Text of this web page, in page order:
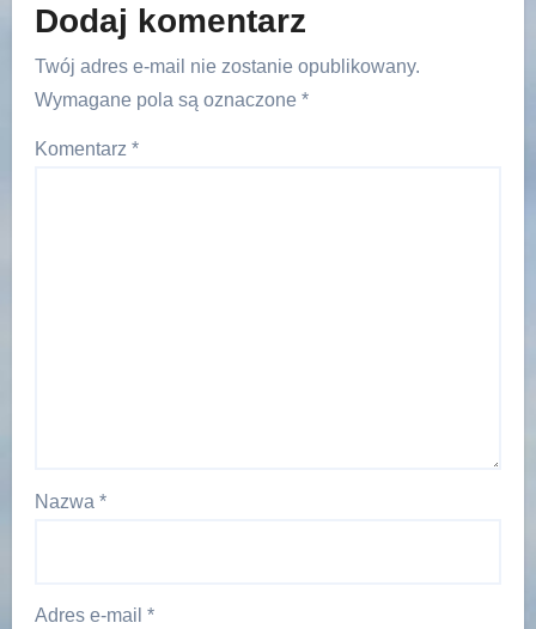
Dodaj komentarz
Twój adres e-mail nie zostanie opublikowany.
Wymagane pola są oznaczone *
Komentarz *
Nazwa *
Adres e-mail *